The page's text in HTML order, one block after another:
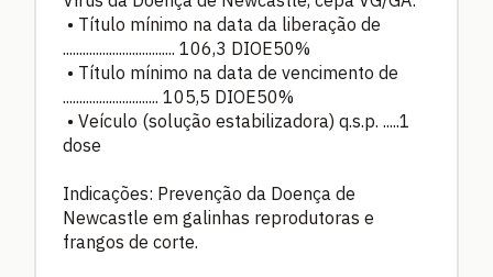
• Título mínimo na data da liberação de
.................................. 106,3 DIOE50%
• Título mínimo na data de vencimento de
............................. 105,5 DIOE50%
• Veículo (solução estabilizadora) q.s.p. .....1
dose
Indicações: Prevenção da Doença de
Newcastle em galinhas reprodutoras e
frangos de corte.